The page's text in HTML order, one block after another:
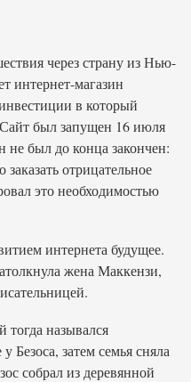
через страну из Нью-
интернет-магазин
в который
был запущен 16 июля
не был до конца закончен:
отрицательное
это необходимостью
интернета будущее.
жена Маккензи,
тогда назывался
Безоса, затем семья сняла
собрал из деревянной